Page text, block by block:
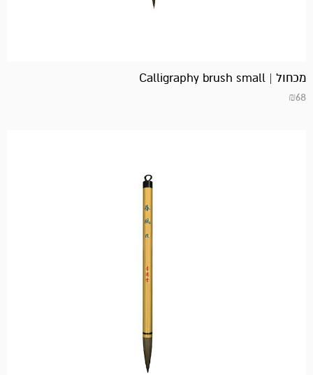
מכחול | Calligraphy brush small
₪68